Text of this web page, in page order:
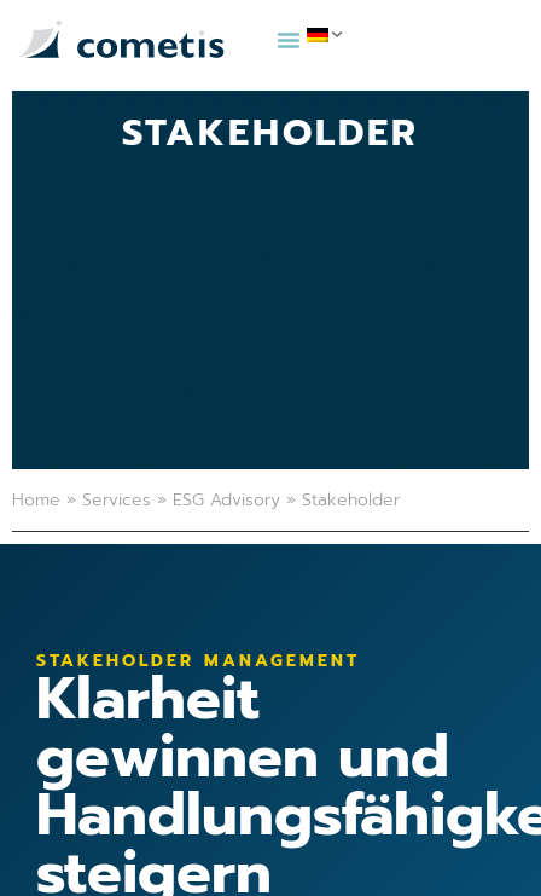
STAKEHOLDER
Home » Services » ESG Advisory » Stakeholder
STAKEHOLDER MANAGEMENT
Klarheit
gewinnen und
steigern